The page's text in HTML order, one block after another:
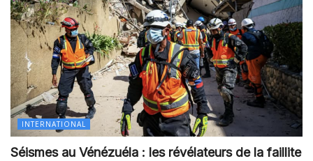
INTERNATIONAL
Séismes au Vénézuéla : les révélateurs de la faillite